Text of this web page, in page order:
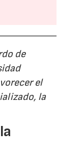
de
el
la